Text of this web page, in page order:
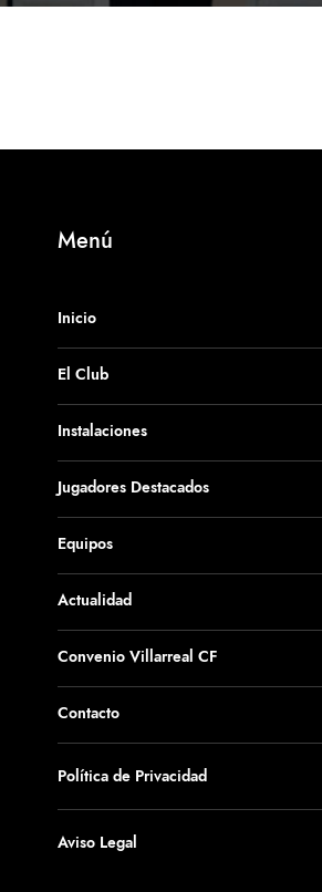
Menú
Inicio
El Club
Instalaciones
Jugadores Destacados
Equipos
Actualidad
Convenio Villarreal CF
Contacto
Política de Privacidad
Aviso Legal